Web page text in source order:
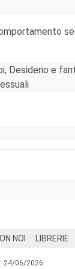
Desiderio e
NOI LIBRERIE
24/06/2026